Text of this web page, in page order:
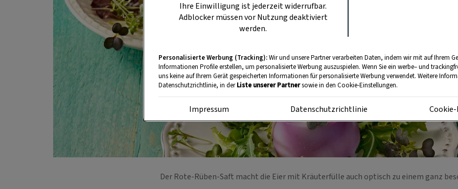
Der Rote-Rüben-Saft macht die Eier mit Kräuterfülle auch optisch zu einem ganz
Ihre Einwilligung ist jederzeit widerrufbar.
Adblocker müssen vor Nutzung deaktiviert
werden.
Personalisierte Werbung (Tracking):Wir und unsere Partner verarbeiten Daten, indem wir mit auf Ihrem
Informationen Profile erstellen, um personalisierte Werbung auszuspielen. Wenn Sie ein werbe– und
uns keine auf Ihrem Gerät gespeicherten Informationen für personalisierte Werbung verwendet. Weitere
Datenschutzrichtlinie, in derListe unserer Partnersowie in den Cookie-Einstellungen.
Impressum Datenschutzrichtlinie